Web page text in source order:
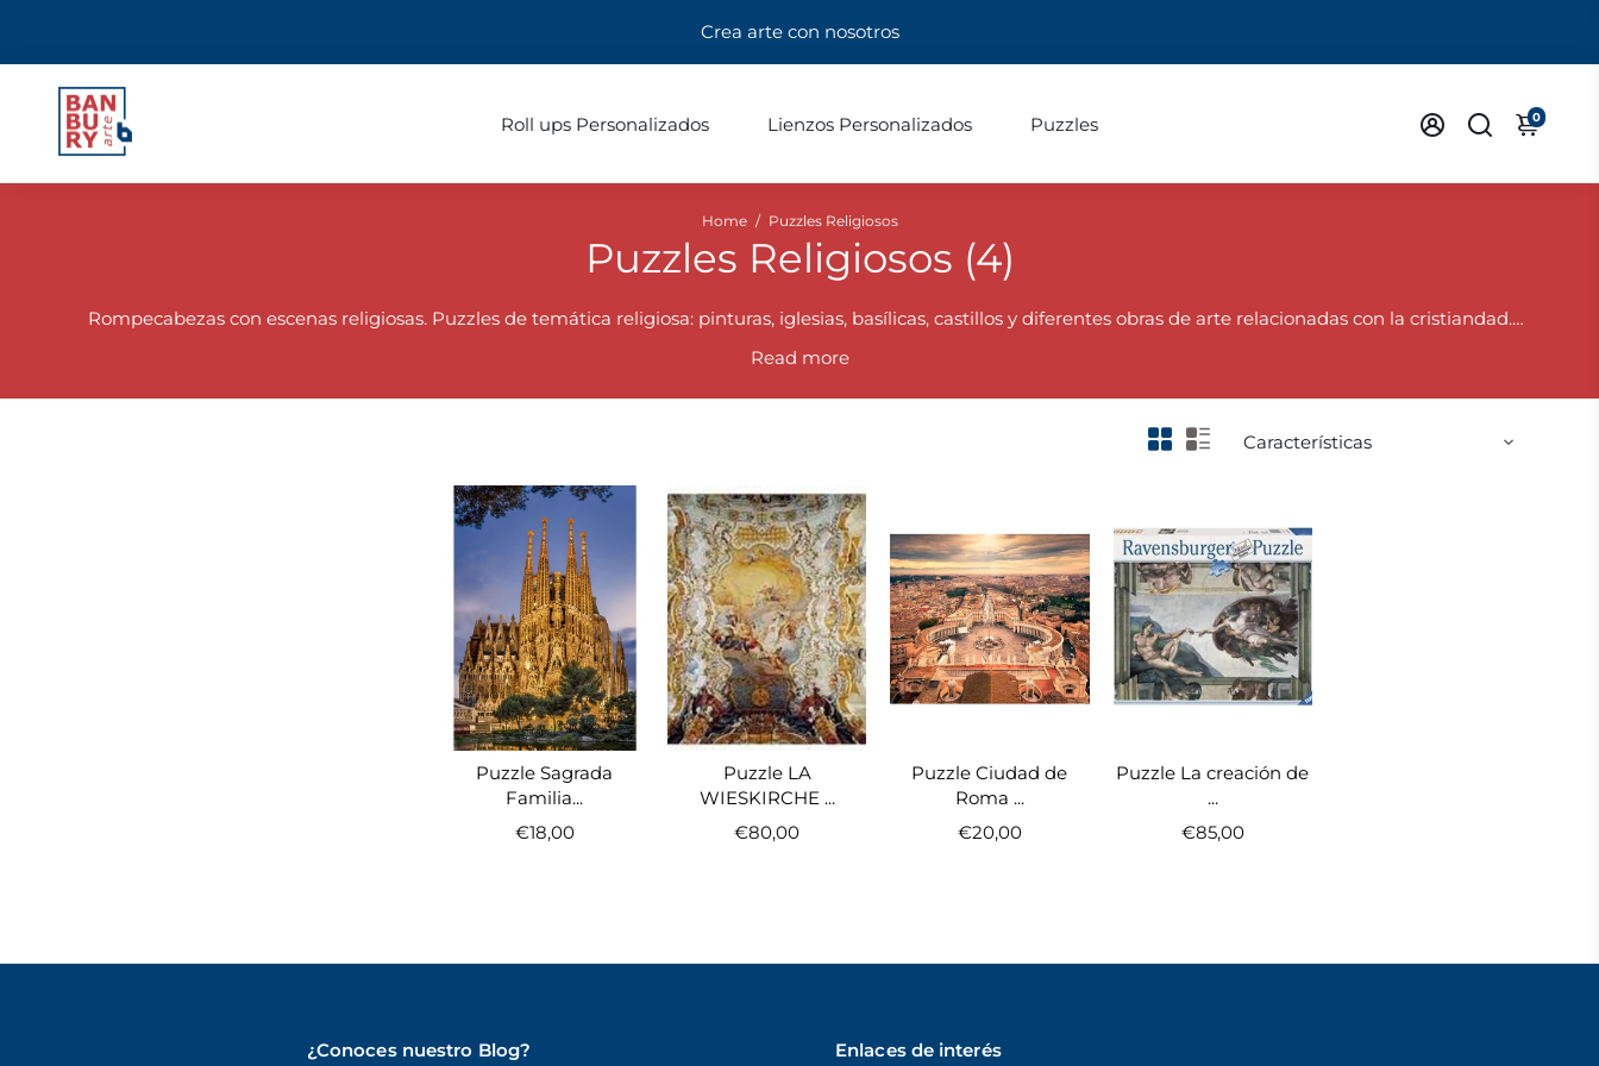
Crea arte con nosotros
Roll ups Personalizados Lienzos Personalizados Puzzles 0
Home / Puzzles Religiosos
Puzzles Religiosos (4)
Rompecabezas con escenas religiosas. Puzzles de temática religiosa: pinturas, iglesias, basílicas, castillos y diferentes obras de arte relacionadas con la cristiandad.
Read
Puzzle Sagrada
Familia...
€18,00
Puzzle LA
WIESKIRCHE ...
€80,00
Puzzle Ciudad de
Roma ...
€20,00
Puzzle La creación de
...
€85,00
¿Conoces nuestro Blog? Enlaces de interés